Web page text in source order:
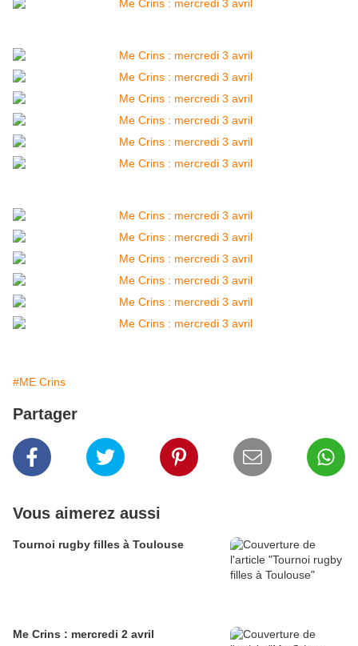
#ME Crins
Partager
Vous aimerez aussi
Tournoi rugby filles à Toulouse
Me Crins : mercredi 2 avril